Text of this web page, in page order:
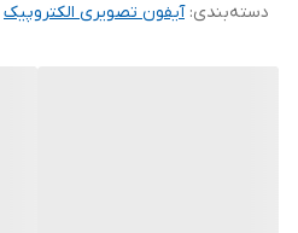
دسته‌بندی:آیفون تصویری الکتروپیک